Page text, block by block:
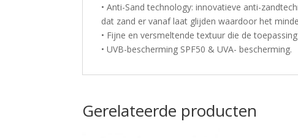
• Anti-Sand technology: innovatieve anti-
dat zand er vanaf laat glijden waardoor het
• Fijne en versmeltende textuur die de
• UVB-bescherming SPF50 & UVA- bescherming.
Gerelateerde producten